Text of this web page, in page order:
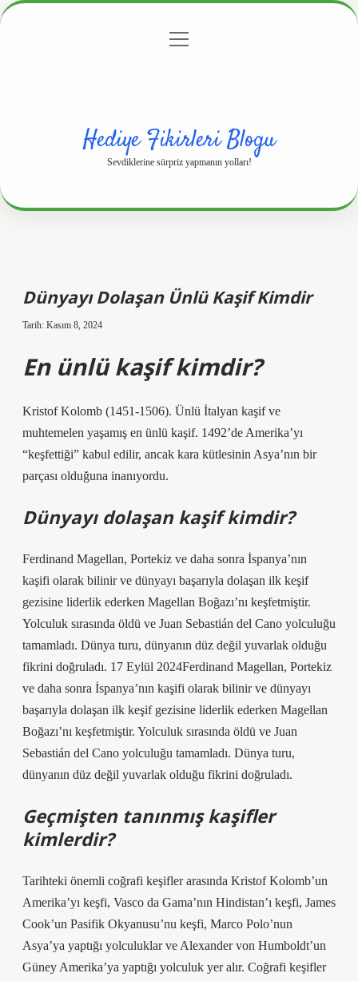
Gizlilik Politikası
menüyü
Hediye Fikirleri Blogu
Sevdiklerine sürpriz yapmanın yolları!
Dünyayı Dolaşan Ünlü Kaşif Kimdir
Tarih: Kasım 8, 2024
En ünlü kaşif kimdir?
Kristof Kolomb (1451-1506). Ünlü İtalyan kaşif ve
muhtemelen yaşamış en ünlü kaşif. 1492’de Amerika’yı
“keşfettiği” kabul edilir, ancak kara kütlesinin Asya’nın bir
parçası olduğuna inanıyordu.
Dünyayı dolaşan kaşif kimdir?
Ferdinand Magellan, Portekiz ve daha sonra İspanya’nın
kaşifi olarak bilinir ve dünyayı başarıyla dolaşan ilk keşif
gezisine liderlik ederken Magellan Boğazı’nı keşfetmiştir.
Yolculuk sırasında öldü ve Juan Sebastián del Cano yolculuğu
tamamladı. Dünya turu, dünyanın düz değil yuvarlak olduğu
fikrini doğruladı. 17 Eylül 2024Ferdinand Magellan, Portekiz
ve daha sonra İspanya’nın kaşifi olarak bilinir ve dünyayı
başarıyla dolaşan ilk keşif gezisine liderlik ederken Magellan
Boğazı’nı keşfetmiştir. Yolculuk sırasında öldü ve Juan
Sebastián del Cano yolculuğu tamamladı. Dünya turu,
dünyanın düz değil yuvarlak olduğu fikrini doğruladı.
Geçmişten tanınmış kaşifler
kimlerdir?
Tarihteki önemli coğrafi keşifler arasında Kristof Kolomb’un
Amerika’yı keşfi, Vasco da Gama’nın Hindistan’ı keşfi, James
Cook’un Pasifik Okyanusu’nu keşfi, Marco Polo’nun
Asya’ya yaptığı yolculuklar ve Alexander von Humboldt’un
Güney Amerika’ya yaptığı yolculuk yer alır. Coğrafi keşifler